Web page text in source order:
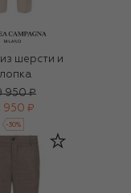
шерсти и
950 ₽
950 ₽
-30%